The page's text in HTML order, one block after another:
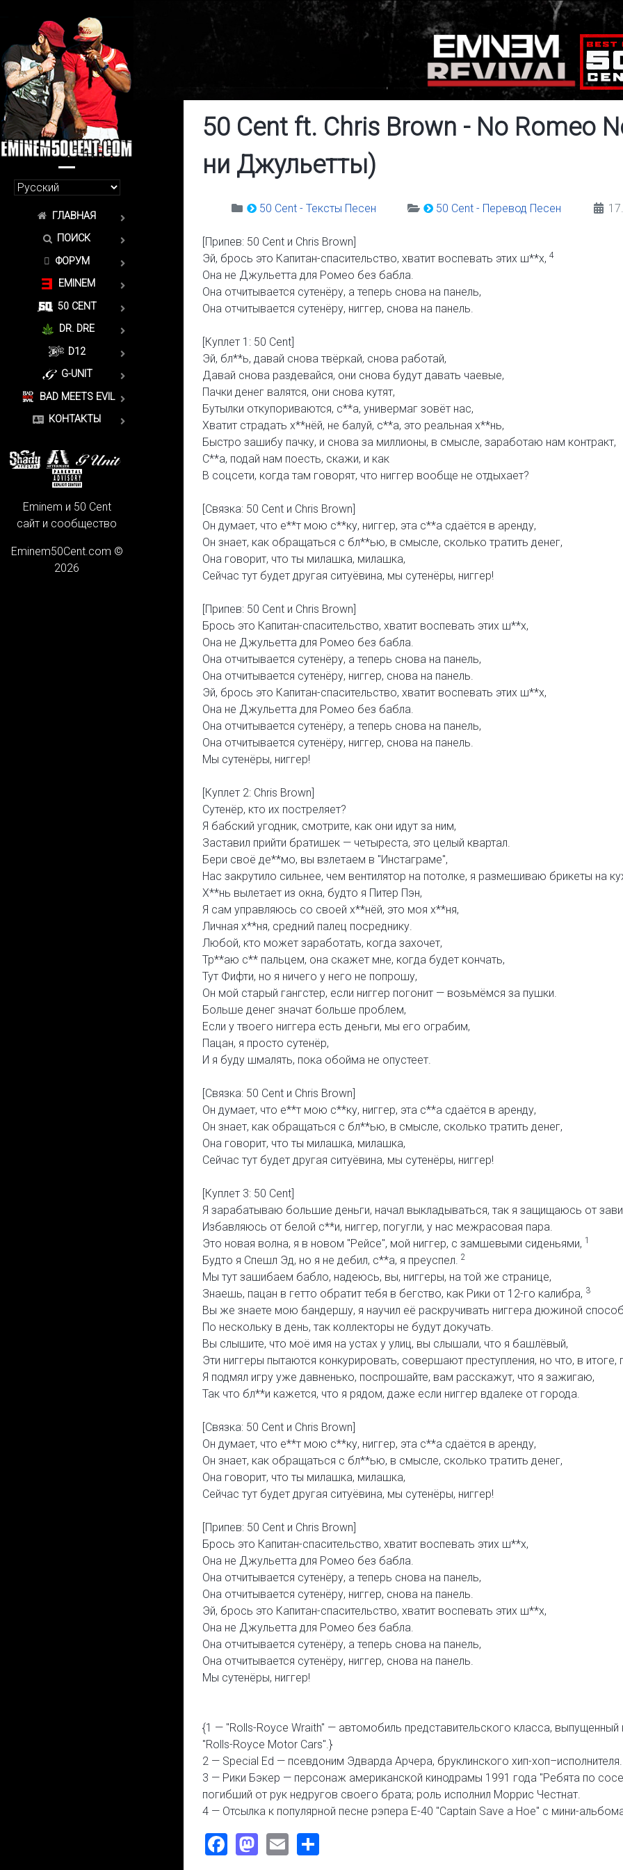
50 Cent ft. Chris Brown - No Romeo
ни Джульетты)
50 Cent - Тексты Песен 50 Cent - Перевод Песен
[Припев: 50 Cent и Chris Brown]
Эй, брось это Капитан-спасительство, хватит воспевать этих ш**х, 4
Она не Джульетта для Ромео без бабла.
Она отчитывается сутенёру, а теперь снова на панель,
Она отчитывается сутенёру, ниггер, снова на панель.
[Куплет 1: 50 Cent]
Эй, бл**ь, давай снова твёркай, снова работай,
Давай снова раздевайся, они снова будут давать чаевые,
Пачки денег валятся, они снова кутят,
Бутылки откупориваются, с**а, универмаг зовёт нас,
Хватит страдать х**нёй, не балуй, с**а, это реальная х**нь,
Быстро зашибу пачку, и снова за миллионы, в смысле, заработаю нам контракт,
С**а, подай нам поесть, скажи, и как
В соцсети, когда там говорят, что ниггер вообще не отдыхает?
[Связка: 50 Cent и Chris Brown]
Он думает, что е**т мою с**ку, ниггер, эта с**а сдаётся в аренду,
Он знает, как обращаться с бл**ью, в смысле, сколько тратить денег,
Она говорит, что ты милашка, милашка,
Сейчас тут будет другая ситуёвина, мы сутенёры, ниггер!
[Припев: 50 Cent и Chris Brown]
Брось это Капитан-спасительство, хватит воспевать этих ш**х,
Она не Джульетта для Ромео без бабла.
Она отчитывается сутенёру, а теперь снова на панель,
Она отчитывается сутенёру, ниггер, снова на панель.
Эй, брось это Капитан-спасительство, хватит воспевать этих ш**х,
Она не Джульетта для Ромео без бабла.
Она отчитывается сутенёру, а теперь снова на панель,
Она отчитывается сутенёру, ниггер, снова на панель.
Мы сутенёры, ниггер!
[Куплет 2: Chris Brown]
Сутенёр, кто их постреляет?
Я бабский угодник, смотрите, как они идут за ним,
Заставил прийти братишек — четыреста, это целый квартал.
Бери своё де**мо, вы взлетаем в "Инстаграме",
Нас закрутило сильнее, чем вентилятор на потолке, я размешиваю брикеты на
Х**нь вылетает из окна, будто я Питер Пэн,
Я сам управляюсь со своей х**нёй, это моя х**ня,
Личная х**ня, средний палец посреднику.
Любой, кто может заработать, когда захочет,
Тр**аю с** пальцем, она скажет мне, когда будет кончать,
Тут Фифти, но я ничего у него не попрошу,
Он мой старый гангстер, если ниггер погонит — возьмёмся за пушки.
Больше денег значат больше проблем,
Если у твоего ниггера есть деньги, мы его ограбим,
Пацан, я просто сутенёр,
И я буду шмалять, пока обойма не опустеет.
[Связка: 50 Cent и Chris Brown]
Он думает, что е**т мою с**ку, ниггер, эта с**а сдаётся в аренду,
Он знает, как обращаться с бл**ью, в смысле, сколько тратить денег,
Она говорит, что ты милашка, милашка,
Сейчас тут будет другая ситуёвина, мы сутенёры, ниггер!
[Куплет 3: 50 Cent]
Я зарабатываю большие деньги, начал выкладываться, так я защищаюсь от
Избавляюсь от белой с**и, ниггер, погугли, у нас межрасовая пара.
Это новая волна, я в новом "Рейсе", мой ниггер, с замшевыми сиденьями, 1
Будто я Спешл Эд, но я не дебил, с**а, я преуспел. 2
Мы тут зашибаем бабло, надеюсь, вы, ниггеры, на той же странице,
Знаешь, пацан в гетто обратит тебя в бегство, как Рики от 12-го калибра, 3
Вы же знаете мою бандершу, я научил её раскручивать ниггера дюжиной
По нескольку в день, так коллекторы не будут докучать.
Вы слышите, что моё имя на устах у улиц, вы слышали, что я башлёвый,
Эти ниггеры пытаются конкурировать, совершают преступления, но что, в итоге,
Я подмял игру уже давненько, поспрошайте, вам расскажут, что я зажигаю,
Так что бл**и кажется, что я рядом, даже если ниггер вдалеке от города.
[Связка: 50 Cent и Chris Brown]
Он думает, что е**т мою с**ку, ниггер, эта с**а сдаётся в аренду,
Он знает, как обращаться с бл**ью, в смысле, сколько тратить денег,
Она говорит, что ты милашка, милашка,
Сейчас тут будет другая ситуёвина, мы сутенёры, ниггер!
[Припев: 50 Cent и Chris Brown]
Брось это Капитан-спасительство, хватит воспевать этих ш**х,
Она не Джульетта для Ромео без бабла.
Она отчитывается сутенёру, а теперь снова на панель,
Она отчитывается сутенёру, ниггер, снова на панель.
Эй, брось это Капитан-спасительство, хватит воспевать этих ш**х,
Она не Джульетта для Ромео без бабла.
Она отчитывается сутенёру, а теперь снова на панель,
Она отчитывается сутенёру, ниггер, снова на панель.
Мы сутенёры, ниггер!
{1 — "Rolls-Royce Wraith" — автомобиль представительского класса, выпущенный
"Rolls-Royce Motor Cars".}
2 — Special Ed — псевдоним Эдварда Арчера, бруклинского хип-хоп–исполнителя.
3 — Рики Бэкер — персонаж американской кинодрамы 1991 года "Ребята по
погибший от рук недругов своего брата; роль исполнил Моррис Честнат.
4 — Отсылка к популярной песне рэпера E-40 "Captain Save a Hoe" с мини-
Facebook
Mastodon
Email
ГЛАВНАЯ
ПОИСК
ФОРУМ
EMINEM
50 CENT
DR. DRE
D12
G-UNIT
BAD MEETS EVIL
КОНТАКТЫ
Eminem и 50 Cent
сайт и сообщество
Eminem50Cent.com ©
2026